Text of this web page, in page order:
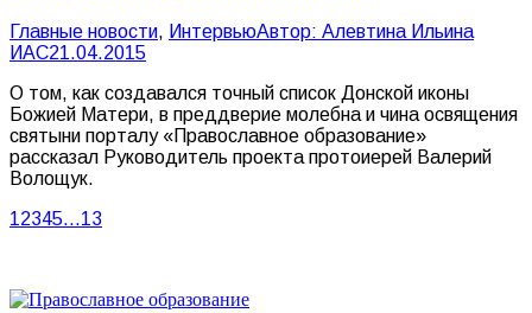
Главные новости, ИнтервьюАвтор: Алевтина Ильина
ИАС21.04.2015
О том, как создавался точный список Донской иконы
Божией Матери, в преддверие молебна и чина освящения
святыни порталу «Православное образование»
рассказал Руководитель проекта протоиерей Валерий
Волощук.
12345…13